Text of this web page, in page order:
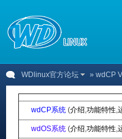
WDlinux官方论坛 » wdCP
wdCP系统 (介绍,功能特性,
wdOS系统 (介绍,功能特性,